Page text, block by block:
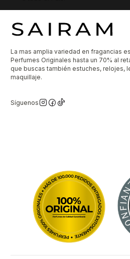
La mas amplia variedad en fragancias
Perfumes Originales hasta un 70% al
que buscas también estuches, relojes,
maquillaje.
Síguenos